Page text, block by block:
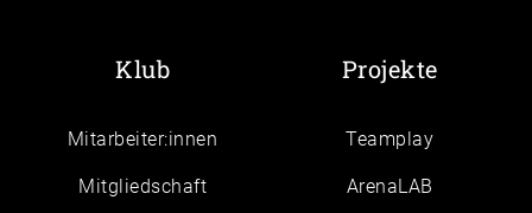
Klub
Mitarbeiter:innen
Mitgliedschaft
Projekte
Teamplay
ArenaLAB